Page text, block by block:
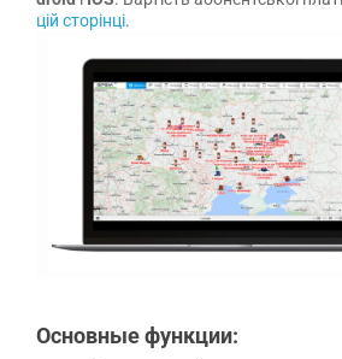
цій сторінці.
Основные функции: